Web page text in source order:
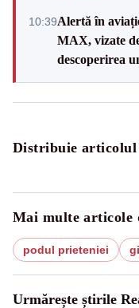
10:39Alertă în
MAX, vizate
descoperirea
Distribuie articolul
Mai multe articole
podul prieteniei
Urmărește știrile